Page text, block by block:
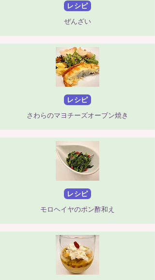
レシピ
ぜんざい
レシピ
さわらのマヨチーズオーブン焼き
レシピ
モロヘイヤのポン酢和え